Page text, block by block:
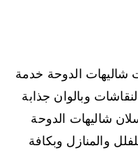
شاليهات الدوحة خدمة
وبالوان جذابة
شاليهات الدوحة
والمنازل وبكافة